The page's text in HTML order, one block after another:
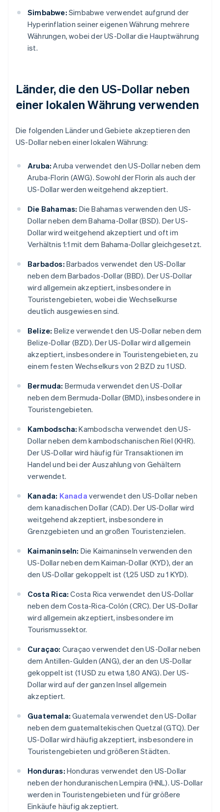
Simbabwe: Simbabwe verwendet aufgrund der
Hyperinflation seiner eigenen Währung mehrere
Währungen, wobei der US-Dollar die Hauptwährung
ist.
Länder, die den US-Dollar neben
einer lokalen Währung verwenden
Die folgenden Länder und Gebiete akzeptieren den
US-Dollar neben einer lokalen Währung:
Aruba: Aruba verwendet den US-Dollar neben dem
Aruba-Florin (AWG). Sowohl der Florin als auch der
US-Dollar werden weitgehend akzeptiert.
Die Bahamas: Die Bahamas verwenden den US-
Dollar neben dem Bahama-Dollar (BSD). Der US-
Dollar wird weitgehend akzeptiert und oft im
Verhältnis 1:1 mit dem Bahama-Dollar gleichgesetzt.
Barbados: Barbados verwendet den US-Dollar
neben dem Barbados-Dollar (BBD). Der US-Dollar
wird allgemein akzeptiert, insbesondere in
Touristengebieten, wobei die Wechselkurse
deutlich ausgewiesen sind.
Belize: Belize verwendet den US-Dollar neben dem
Belize-Dollar (BZD). Der US-Dollar wird allgemein
akzeptiert, insbesondere in Touristengebieten, zu
einem festen Wechselkurs von 2 BZD zu 1 USD.
Bermuda: Bermuda verwendet den US-Dollar
neben dem Bermuda-Dollar (BMD), insbesondere in
Touristengebieten.
Kambodscha: Kambodscha verwendet den US-
Dollar neben dem kambodschanischen Riel (KHR).
Der US-Dollar wird häufig für Transaktionen im
Handel und bei der Auszahlung von Gehältern
verwendet.
Kanada: Kanada verwendet den US-Dollar neben
dem kanadischen Dollar (CAD). Der US-Dollar wird
weitgehend akzeptiert, insbesondere in
Grenzgebieten und an großen Touristenzielen.
Kaimaninseln: Die Kaimaninseln verwenden den
US-Dollar neben dem Kaiman-Dollar (KYD), der an
den US-Dollar gekoppelt ist (1,25 USD zu 1 KYD).
Costa Rica: Costa Rica verwendet den US-Dollar
neben dem Costa-Rica-Colón (CRC). Der US-Dollar
wird allgemein akzeptiert, insbesondere im
Tourismussektor.
Curaçao: Curaçao verwendet den US-Dollar neben
dem Antillen-Gulden (ANG), der an den US-Dollar
gekoppelt ist (1 USD zu etwa 1,80 ANG). Der US-
Dollar wird auf der ganzen Insel allgemein
akzeptiert.
Guatemala: Guatemala verwendet den US-Dollar
neben dem guatemaltekischen Quetzal (GTQ). Der
US-Dollar wird häufig akzeptiert, insbesondere in
Touristengebieten und größeren Städten.
Honduras: Honduras verwendet den US-Dollar
neben der honduranischen Lempira (HNL). US-Dollar
werden in Touristengebieten und für größere
Einkäufe häufig akzeptiert.